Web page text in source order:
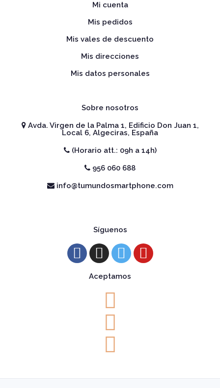
Mi cuenta
Mis pedidos
Mis vales de descuento
Mis direcciones
Mis datos personales
Sobre nosotros
Avda. Virgen de la Palma 1, Edificio Don Juan 1,
Local 6, Algeciras, España
(Horario att.: 09h a 14h)
956 060 688
info@tumundosmartphone.com
Síguenos
Aceptamos